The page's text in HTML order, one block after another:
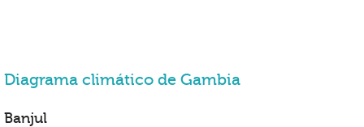
Diagrama climático de Gambia
Banjul